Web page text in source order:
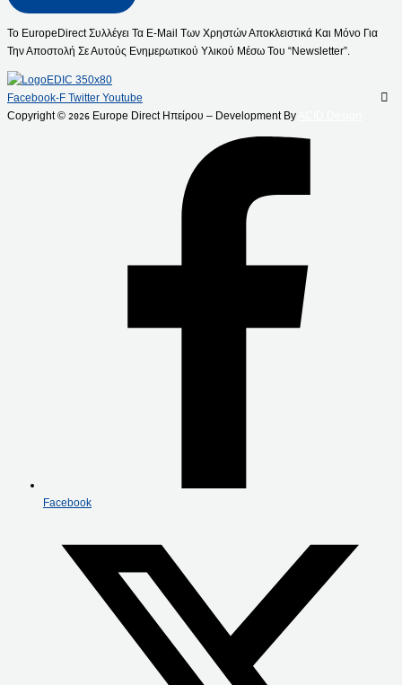
Το EuropeDirect Συλλέγει Τα E-Mail Των Χρηστών Αποκλειστικά Και Μόνο Για
Την Αποστολή Σε Αυτούς Ενημερωτικού Υλικού Μέσω Του “Newsletter”.
Facebook-F Twitter Youtube
Copyright © 2026 Europe Direct Ηπείρου – Development By
Facebook